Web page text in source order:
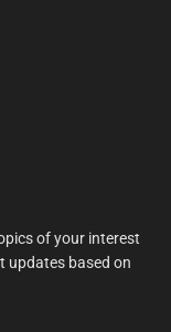
of your interest
updates based on